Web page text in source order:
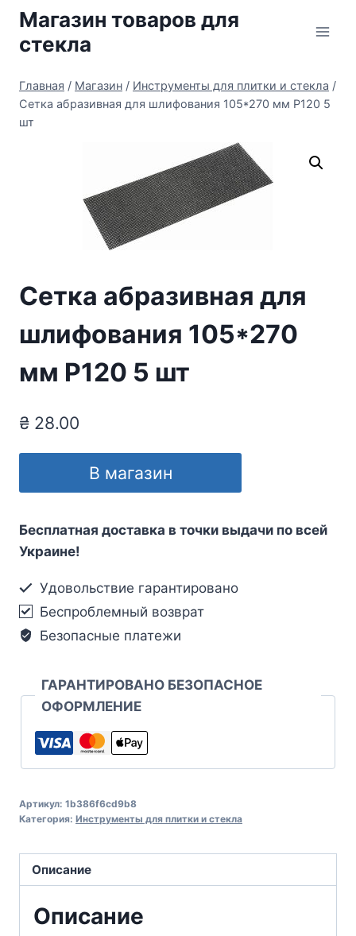
Перейти
содержимому
Магазин товаров для
стекла
Главная / Магазин / Инструменты для плитки и стекла /
Сетка абразивная для шлифования 105*270 мм Р120 5
шт
Сетка абразивная для
шлифования 105*270
мм Р120 5 шт
₴ 28.00
В магазин
Бесплатная доставка в точки выдачи по всей
Украине!
Удовольствие гарантировано
Беспроблемный возврат
Безопасные платежи
ГАРАНТИРОВАНО БЕЗОПАСНОЕ
ОФОРМЛЕНИЕ
Артикул: 1b386f6cd9b8
Категория: Инструменты для плитки и стекла
Описание
Описание